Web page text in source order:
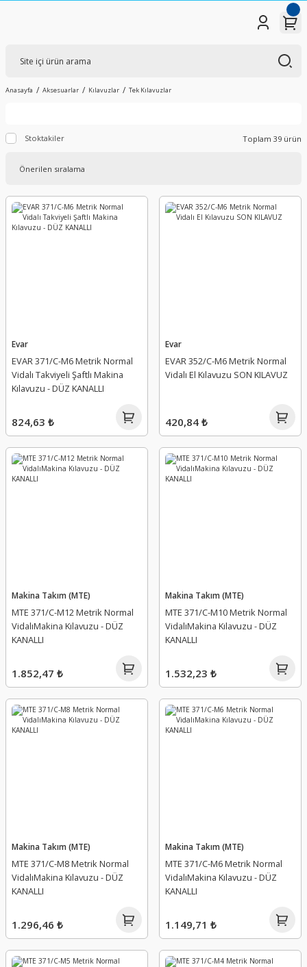
Anasayfa Aksesuarlar Kılavuzlar Tek Kılavuzlar
Stoktakiler Toplam 39 ürün
Evar
EVAR 371/C-M6 Metrik Normal
Vidalı Takviyeli Şaftlı Makina
Kılavuzu - DÜZ KANALLI
824,63 ₺
Evar
EVAR 352/C-M6 Metrik Normal
Vidalı El Kılavuzu SON KILAVUZ
420,84 ₺
Makina Takım (MTE)
MTE 371/C-M12 Metrik Normal
VidalıMakina Kılavuzu - DÜZ
KANALLI
1.852,47 ₺
Makina Takım (MTE)
MTE 371/C-M10 Metrik Normal
VidalıMakina Kılavuzu - DÜZ
KANALLI
1.532,23 ₺
Makina Takım (MTE)
MTE 371/C-M8 Metrik Normal
VidalıMakina Kılavuzu - DÜZ
KANALLI
1.296,46 ₺
Makina Takım (MTE)
MTE 371/C-M6 Metrik Normal
VidalıMakina Kılavuzu - DÜZ
KANALLI
1.149,71 ₺